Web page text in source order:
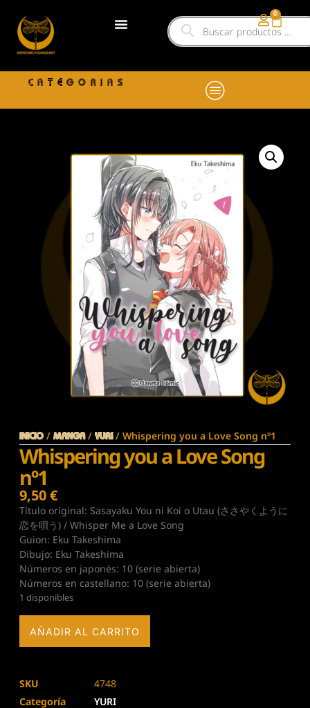
0
CATEGORIAS
Inicio / MANGA/ YURI/ Whispering you a Love Song nº1
Whispering you a Love Song
nº1
9,50€
Título original: Sasayaku You ni Koi o Utau (ささやくように
恋を唄う) / Whisper Me a Love Song
Guion: Eku Takeshima
Dibujo: Eku Takeshima
Números en japonés: 10 (serie abierta)
Números en castellano: 10 (serie abierta)
1 disponibles
AÑADIR AL CARRITO
SKU
4748
Categoría
YURI